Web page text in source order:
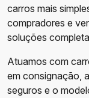
carros mais
compradores e
soluções
Atuamos com
em consignação,
seguros e o